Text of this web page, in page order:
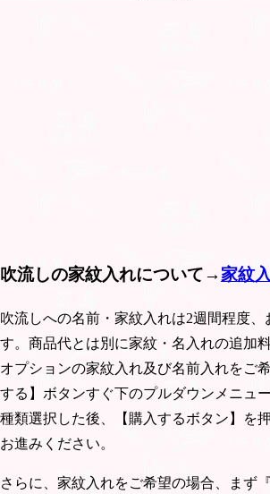
吹流しの家紋入れについて→家紋
吹流しへの名前・家紋入れは2週間程度、
す。商品代とは別に家紋・名入れの追加
オプションの家紋入れ及び名前入れをご
する】ボタンすぐ下のプルダウンメニュ
種類選択した後、【購入するボタン】を
お進みください。
さらに、家紋入れをご希望の場合、まず『